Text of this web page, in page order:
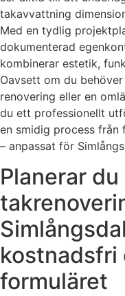
takavvattning
Med en tydlig
dokumenterad
kombinerar estetik,
Oavsett om du
renovering eller en
du ett professionellt
en smidig process
– anpassat för
Planerar
kostnadsfri
formuläret